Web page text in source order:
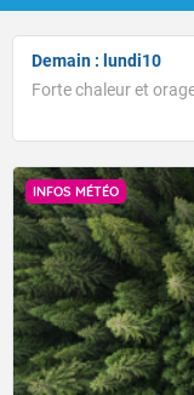
Demain : lundi10
Forte chaleur et
INFOS MÉTÉO